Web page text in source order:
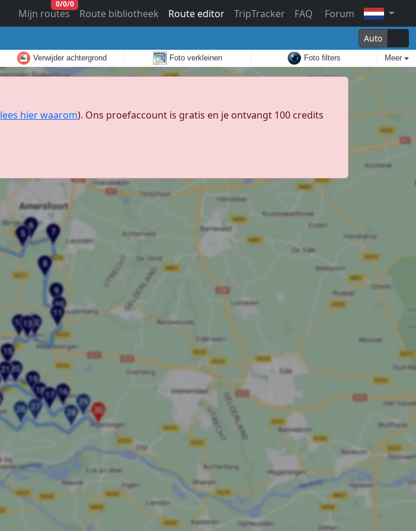
Mijn routes
0/0/0
Route bibliotheek Route editor TripTracker FAQ
Forum
Auto
Verwijder achtergrond Foto verkleinen Foto filters Meer
lees hier waarom). Ons proefaccount is gratis en je ontvangt 100 credits